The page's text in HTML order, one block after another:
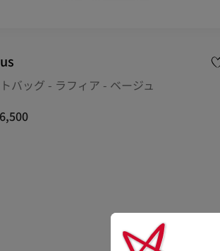
バッグ - ラフィア - ベージュ